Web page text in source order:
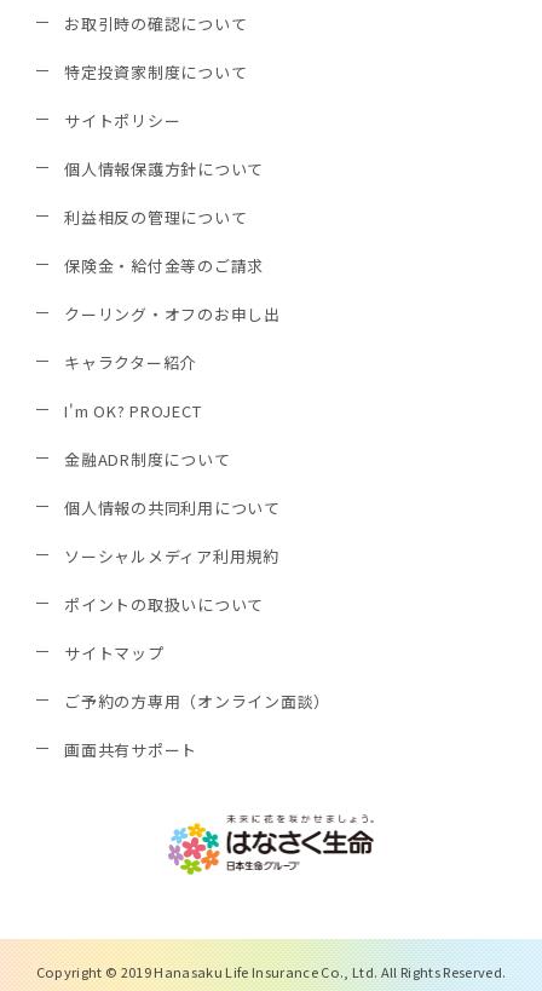
お取引時の確認について
特定投資家制度について
サイトポリシー
個人情報保護方針について
利益相反の管理について
保険金・給付金等のご請求
クーリング・オフのお申し出
キャラクター紹介
I'm OK? PROJECT
金融ADR制度について
個人情報の共同利用について
ソーシャルメディア利用規約
ポイントの取扱いについて
サイトマップ
ご予約の方専用（オンライン面談）
画面共有サポート
Copyright © 2019 Hanasaku Life Insurance Co., Ltd. All Rights Reserved.